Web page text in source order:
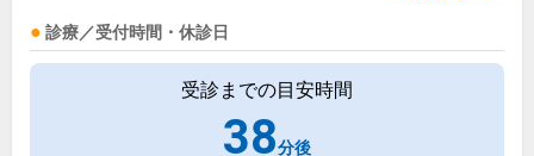
診療／受付時間・休診日
受診までの目安時間
38分後